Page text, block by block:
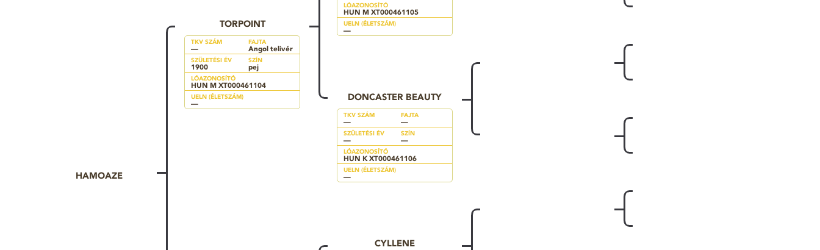
HAMOAZE
TORPOINT
TKV SZÁM
—
FAJTA
Angol telivér
SZÜLETÉSI ÉV
1900
SZÍN
pej
LÓAZONOSÍTÓ
HUN M XT000461104
UELN (ÉLETSZÁM)
—
LÓAZONOSÍTÓ
HUN M XT000461105
UELN (ÉLETSZÁM)
—
DONCASTER BEAUTY
TKV SZÁM
—
FAJTA
—
SZÜLETÉSI ÉV
—
SZÍN
—
LÓAZONOSÍTÓ
HUN K XT000461106
UELN (ÉLETSZÁM)
—
CYLLENE